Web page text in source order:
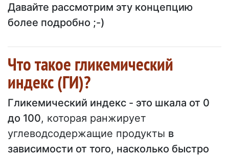
Давайте рассмотрим эту концепцию
более подробно ;-)
Что такое гликемический
индекс (ГИ)?
Гликемический индекс - это шкала от 0
до 100, которая ранжирует
углеводсодержащие продукты в
зависимости от того, насколько быстро